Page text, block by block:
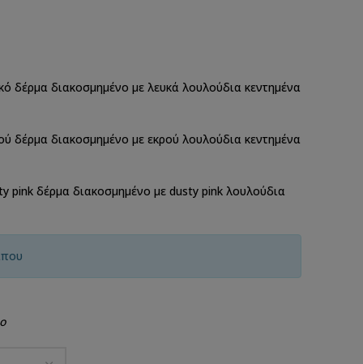
δέρμα διακοσμημένο με λευκά λουλούδια κεντημένα
δέρμα διακοσμημένο με εκρού λουλούδια κεντημένα
pink δέρμα διακοσμημένο με dusty pink λουλούδια